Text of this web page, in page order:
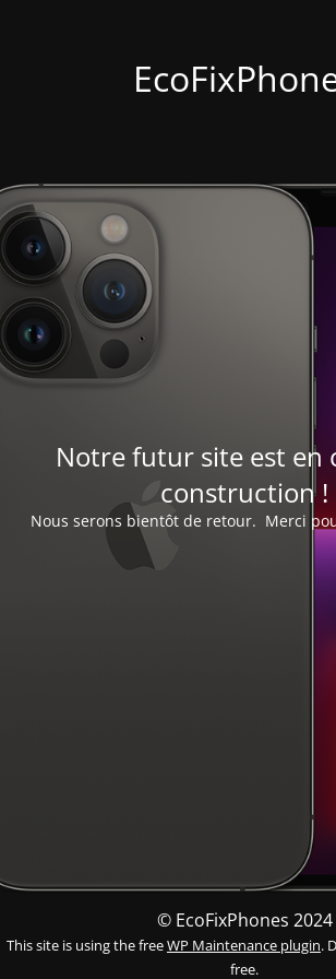
Notre futur site est en
construction !
Nous serons bientôt de retour. Merci
© EcoFixPhones 2024
This site is using the freeWP Maintenance plugin.
free.